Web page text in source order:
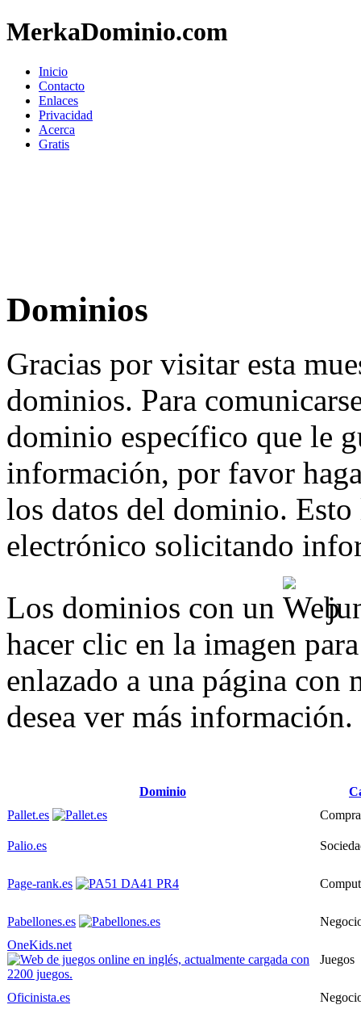
MerkaDominio.com
Inicio
Contacto
Enlaces
Privacidad
Acerca
Gratis
Dominios
Gracias por visitar esta
dominios. Para
dominio específico que le
información, por favor
los datos del dominio.
electrónico solicitando
Los dominios con un
hacer clic en la imagen
enlazado a una página con
desea ver más información.
Dominio
Pallet.es
Palio.es
Page-rank.es
Pabellones.es
OneKids.net
Juegos
Oficinista.es